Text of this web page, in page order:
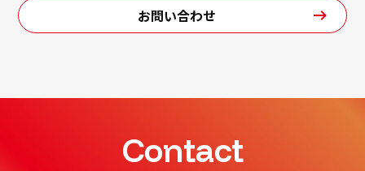
お問い合わせ
Contact